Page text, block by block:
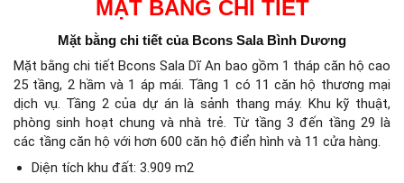
MẶT BẰNG CHI TIẾT
Mặt bằng chi tiết của Bcons Sala Bình Dương
Mặt bằng chi tiết Bcons Sala Dĩ An bao gồm 1 tháp căn hộ cao
25 ​​tầng, 2 hầm và 1 áp mái. Tầng 1 có 11 căn hộ thương mại
dịch vụ. Tầng 2 của dự án là sảnh thang máy. Khu kỹ thuật,
phòng sinh hoạt chung và nhà trẻ. Từ tầng 3 đến tầng 29 là
các tầng căn hộ với hơn 600 căn hộ điển hình và 11 cửa hàng.
Diện tích khu đất: 3.909 m2